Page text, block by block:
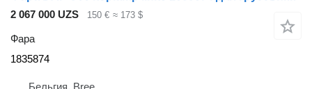
2 067 000 UZS
150 € ≈ 173 $
Фара
1835874
Бельгия, Bree